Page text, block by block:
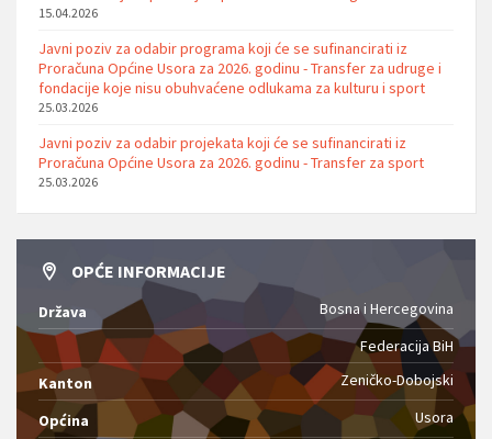
15.04.2026
Javni poziv za odabir programa koji će se sufinancirati iz
Proračuna Općine Usora za 2026. godinu - Transfer za udruge i
fondacije koje nisu obuhvaćene odlukama za kulturu i sport
25.03.2026
Javni poziv za odabir projekata koji će se sufinancirati iz
Proračuna Općine Usora za 2026. godinu - Transfer za sport
25.03.2026
OPĆE INFORMACIJE
Država
Bosna i Hercegovina
Federacija BiH
Kanton
Zeničko-Dobojski
Općina Usora